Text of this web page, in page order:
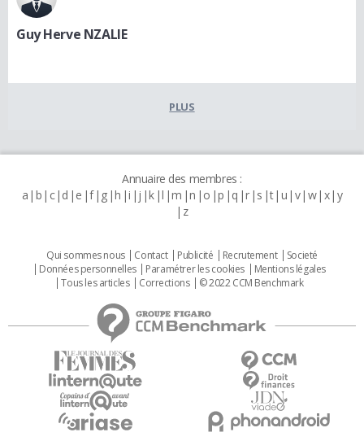
Guy Herve NZALIE
PLUS
Annuaire des membres :
a b c d e f g h i j k l m n o p q r s t u v w x y
z
Qui sommes nous Contact Publicité Recrutement
Societé
Données personnelles
Paramétrer les cookies
Mentions légales
Tous les articles
Corrections © 2022 CCM Benchmark